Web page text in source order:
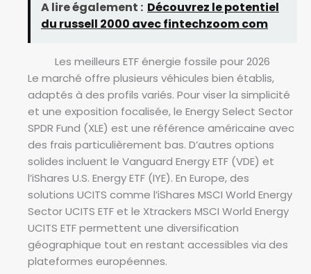
A lire également : Découvrez le potentiel
du russell 2000 avec fintechzoom com
Les meilleurs ETF énergie fossile pour 2026
Le marché offre plusieurs véhicules bien établis,
adaptés à des profils variés. Pour viser la simplicité
et une exposition focalisée, le Energy Select Sector
SPDR Fund (XLE) est une référence américaine avec
des frais particulièrement bas. D’autres options
solides incluent le Vanguard Energy ETF (VDE) et
l’iShares U.S. Energy ETF (IYE). En Europe, des
solutions UCITS comme l’iShares MSCI World Energy
Sector UCITS ETF et le Xtrackers MSCI World Energy
UCITS ETF permettent une diversification
géographique tout en restant accessibles via des
plateformes européennes.